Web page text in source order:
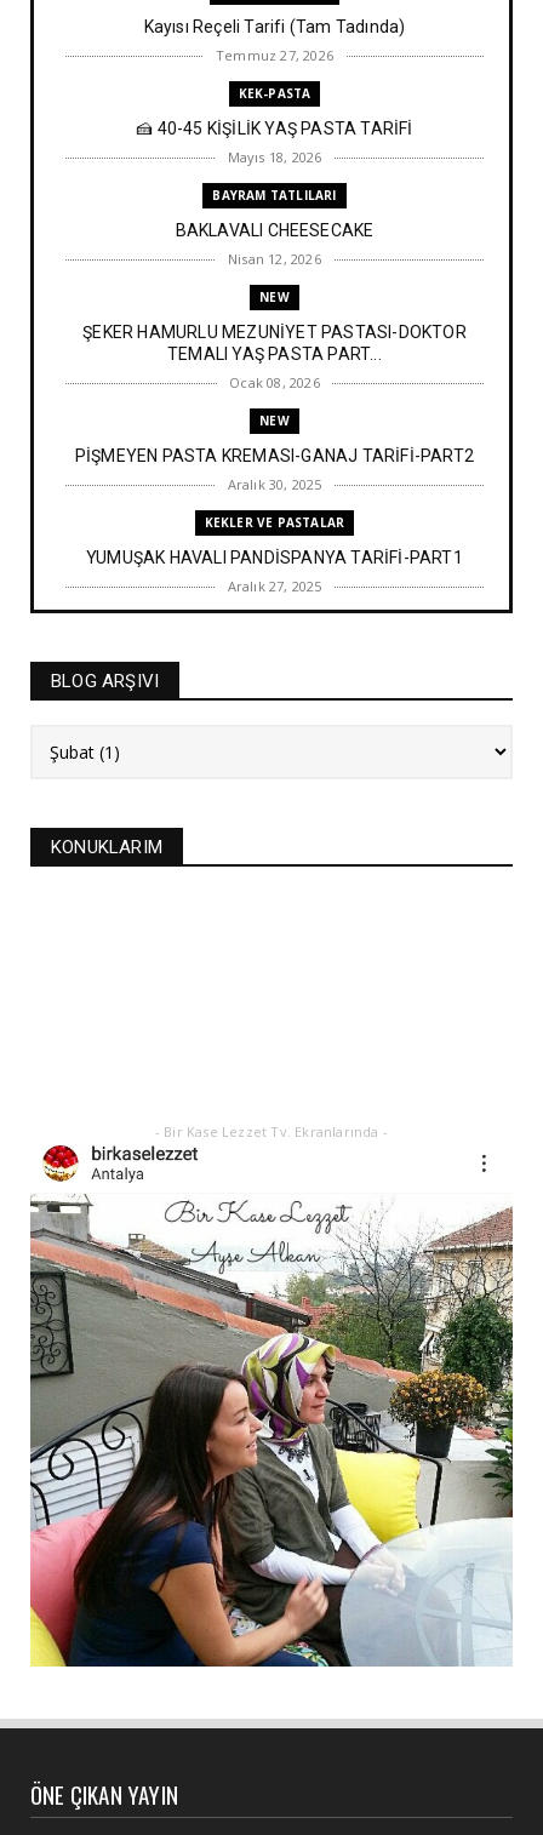
Kayısı Reçeli Tarifi (Tam Tadında)
Temmuz 27, 2026
KEK-PASTA
🍰 40-45 KİŞİLİK YAŞ PASTA TARİFİ
Mayıs 18, 2026
BAYRAM TATLILARI
BAKLAVALI CHEESECAKE
Nisan 12, 2026
NEW
ŞEKER HAMURLU MEZUNİYET PASTASI-DOKTOR
TEMALI YAŞ PASTA PART...
Ocak 08, 2026
NEW
PİŞMEYEN PASTA KREMASI-GANAJ TARİFİ-PART2
Aralık 30, 2025
KEKLER VE PASTALAR
YUMUŞAK HAVALI PANDİSPANYA TARİFİ-PART1
Aralık 27, 2025
Alanya'nın düğünlerinin meşhur kurabiyesi- S
BLOG ARŞIVI
KONUKLARIM
- Bir Kase Lezzet Tv. Ekranlarında -
ÖNE ÇIKAN YAYIN